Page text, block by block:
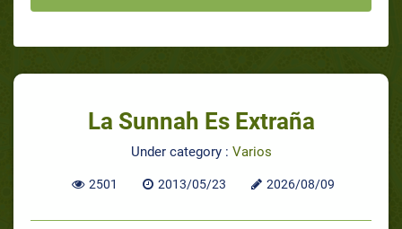
La Sunnah Es Extraña
Under category : Varios
2501 2013/05/23 2026/08/09